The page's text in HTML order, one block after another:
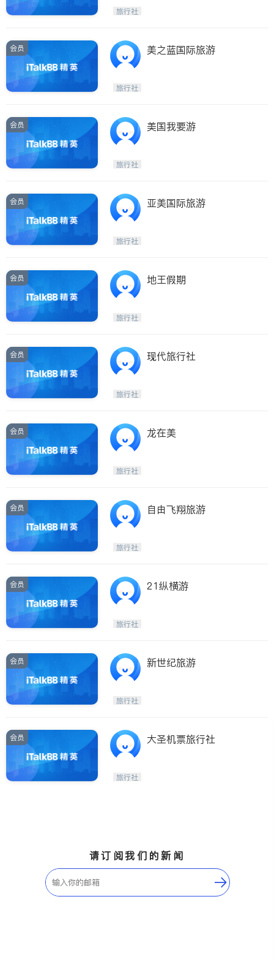
旅行社
会员 美之蓝国际旅游
旅行社
会员 美国我要游
旅行社
会员 亚美国际旅游
旅行社
会员 地王假期
旅行社
会员 现代旅行社
旅行社
会员 龙在美
旅行社
会员 自由飞翔旅游
旅行社
会员 21纵横游
旅行社
会员 新世纪旅游
旅行社
会员 大圣机票旅行社
旅行社
请订阅我们的新闻